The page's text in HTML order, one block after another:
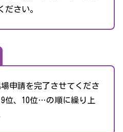
ださい。
申請を完了させてくださ
位、10位…の順に繰り上